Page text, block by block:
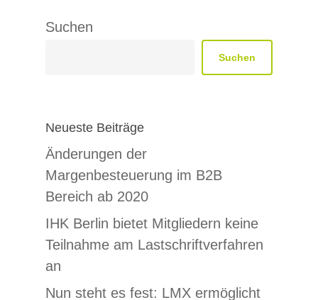
Suchen
Suchen
Neueste Beiträge
Änderungen der
Margenbesteuerung im B2B
Bereich ab 2020
IHK Berlin bietet Mitgliedern keine
Teilnahme am Lastschriftverfahren
an
Nun steht es fest: LMX ermöglicht